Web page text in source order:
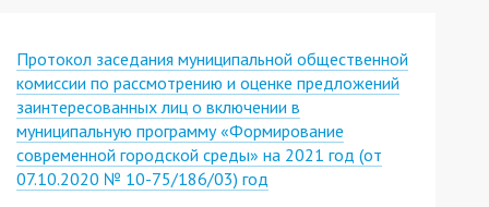
Протокол заседания муниципальной общественной
комиссии по рассмотрению и оценке предложений
заинтересованных лиц о включении в
муниципальную программу «Формирование
современной городской среды» на 2021 год (от
07.10.2020 № 10-75/186/03) год